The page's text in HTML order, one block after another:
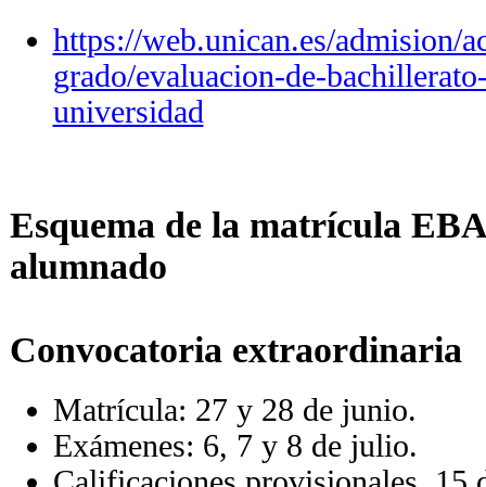
https://web.unican.es/admision/
grado/evaluacion-de-
universidad
Esquema de la matrícula
alumnado
Convocatoria extraordinaria
Matrícula: 27 y 28 de junio.
Exámenes: 6, 7 y 8 de julio.